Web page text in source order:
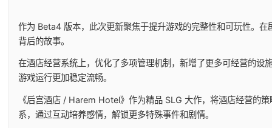
作为 Beta4 版本，此次更新聚焦于提升游戏的完整性和可玩性。
背后的故事。
在酒店经营系统上，优化了多项管理机制，新增了更多可经营的
游戏运行更加稳定流畅。
《后宫酒店 / Harem Hotel》作为精品 SLG 大作，将酒店经营的
系，通过互动培养感情，解锁更多特殊事件和剧情。